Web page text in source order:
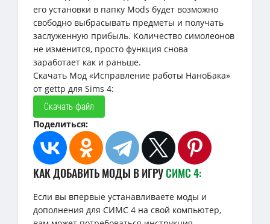
его установки в папку Mods будет возможно
свободно выбрасывать предметы и получать
заслуженную прибыль. Количество симолеонов
не изменится, просто функция снова
заработает как и раньше.
Скачать Мод «Исправление работы НаноБака»
от gettp для Sims 4:
Скачать файл
Поделиться:
КАК ДОБАВИТЬ МОДЫ В ИГРУСИМС 4:
Если вы впервые устанавливаете моды и
дополнения для СИМС 4 на свой компьютер,